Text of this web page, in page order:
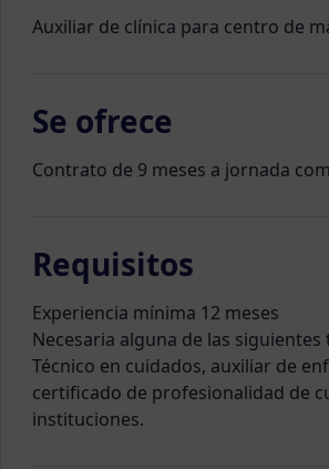
Auxiliar de clínica para centro de
Se ofrece
Contrato de 9 meses a jornada
Requisitos
Experiencia mínima 12 meses
Necesaria alguna de las
Técnico en cuidados, auxiliar de
certificado de profesionalidad de
instituciones.